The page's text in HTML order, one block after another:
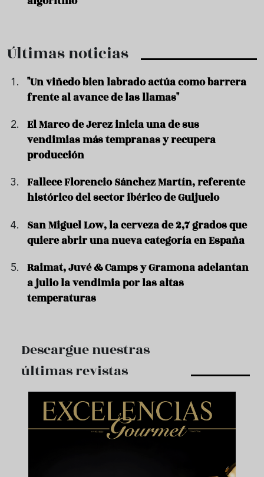
Últimas noticias
"Un viñedo bien labrado actúa como barrera
frente al avance de las llamas"
El Marco de Jerez inicia una de sus
vendimias más tempranas y recupera
producción
Fallece Florencio Sánchez Martín, referente
histórico del sector ibérico de Guijuelo
San Miguel Low, la cerveza de 2,7 grados que
quiere abrir una nueva categoría en España
Raimat, Juvé & Camps y Gramona adelantan
a julio la vendimia por las altas
temperaturas
Descargue nuestras
últimas revistas